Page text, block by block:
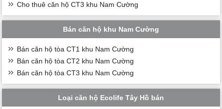
Cho thuê căn hộ CT3 khu Nam Cường
Bán căn hộ khu Nam Cường
Bán căn hộ tòa CT1 khu Nam Cường
Bán căn hộ tòa CT2 khu Nam Cường
Bán căn hộ tòa CT3 khu Nam Cường
Loại căn hộ Ecolife Tây Hồ bán